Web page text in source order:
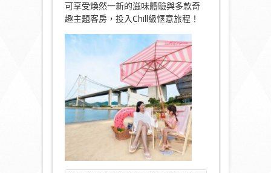
可享受煥然一新的滋味體驗與多款奇
趣主題客房，投入Chill級愜意旅程！